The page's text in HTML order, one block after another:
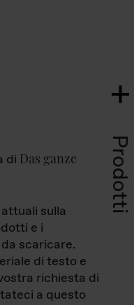
Prodotti
di Das ganze
sulla
e i
scaricare.
di testo e
richiesta di
a questo